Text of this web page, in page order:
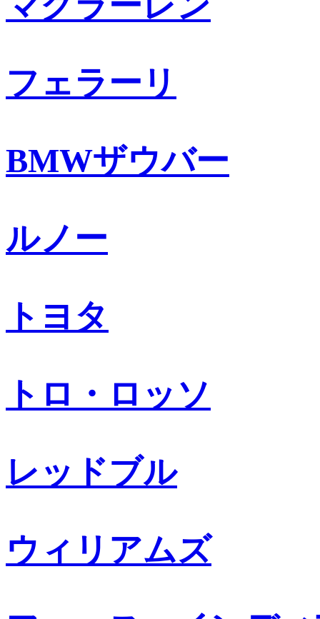
フェラーリ
BMWザウバー
ルノー
トヨタ
トロ・ロッソ
レッドブル
ウィリアムズ